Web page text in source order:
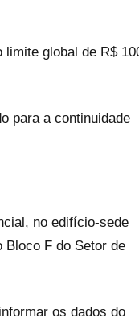
limite global de R$
para a continuidade
no edifício-sede
Bloco F do Setor de
os dados do